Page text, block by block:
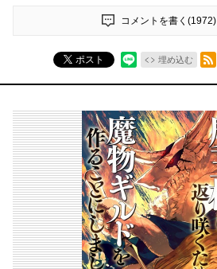
コメントを書く(1972)
ポスト 埋め込む
RSSフィード